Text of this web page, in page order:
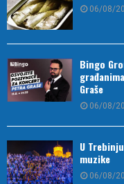
06/08/
Bingo
Graše
06/08/
U
muzike
06/08/